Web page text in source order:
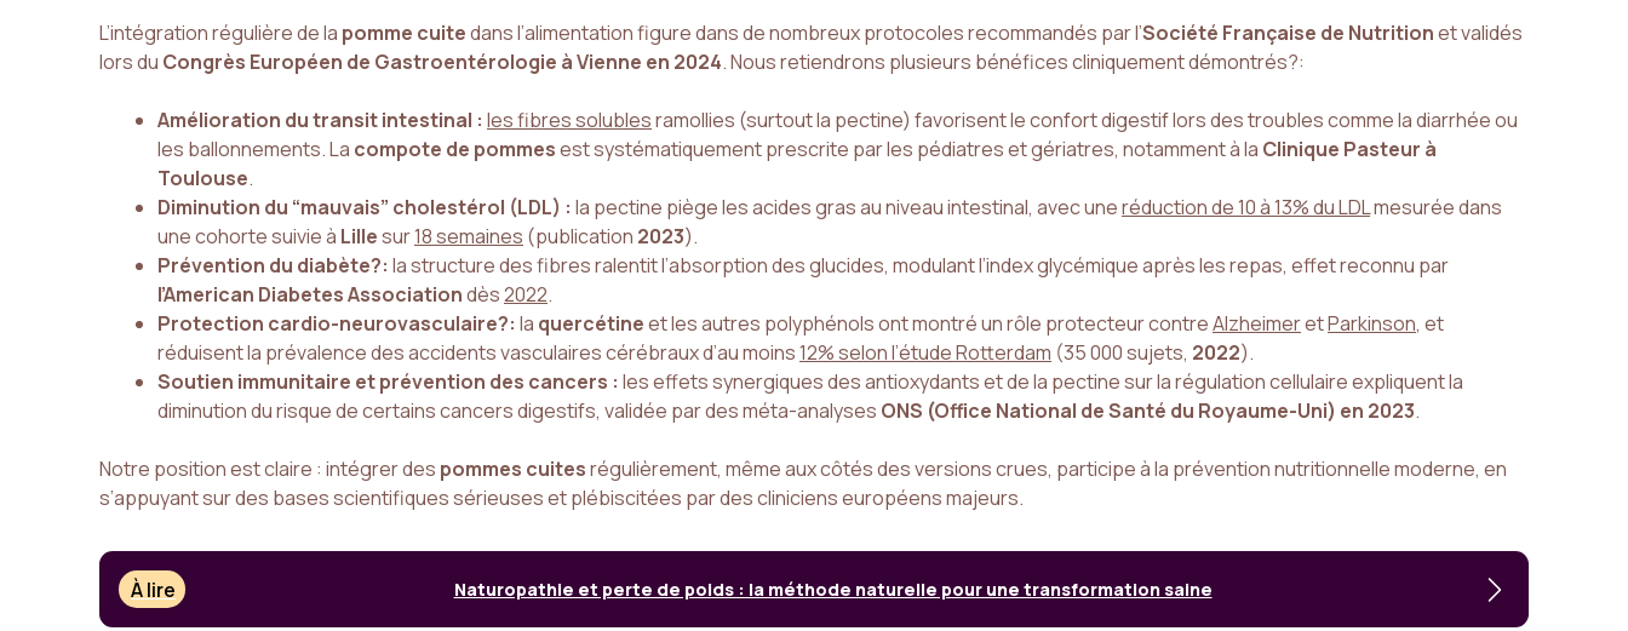
L’intégration régulière de la pomme cuitedans l’alimentation figure dans de nombreux protocoles recommandés par l’Société Française de Nutritionet validés
lors du Congrès Européen de Gastroentérologie à Vienne en 2024. Nous retiendrons plusieurs bénéfices cliniquement démontrés?:
Amélioration du transit intestinal : les fibres solublesramollies (surtout la pectine) favorisent le confort digestif lors des troubles comme la diarrhée ou
les ballonnements. La compote de pommesest systématiquement prescrite par les pédiatres et gériatres, notamment à la Clinique Pasteur à
Toulouse.
Diminution du “mauvais” cholestérol (LDL) : la pectine piège les acides gras au niveau intestinal, avec uneréduction de 10 à 13% du LDLmesurée dans
une cohorte suivie à Lillesur18 semaines (publication 2023).
Prévention du diabète?: la structure des fibres ralentit l’absorption des glucides, modulant l’index glycémique après les repas, effet reconnu par
l’American Diabetes Associationdès2022.
Protection cardio-neurovasculaire?: la quercétineet les autres polyphénols ont montré un rôle protecteur contreAlzheimeretParkinson, et
réduisent la prévalence des accidents vasculaires cérébraux d’au moins12% selon l’étude Rotterdam (35 000 sujets, 2022).
Soutien immunitaire et prévention des cancers : les effets synergiques des antioxydants et de la pectine sur la régulation cellulaire expliquent la
diminution du risque de certains cancers digestifs, validée par des méta-analyses ONS (Office National de Santé du Royaume-Uni) en 2023.
Notre position est claire : intégrer des pommes cuitesrégulièrement, même aux côtés des versions crues, participe à la prévention nutritionnelle moderne, en
s’appuyant sur des bases scientifiques sérieuses et plébiscitées par des cliniciens européens majeurs.
À lire Naturopathie et perte de poids : la méthode naturelle pour une transformation saine